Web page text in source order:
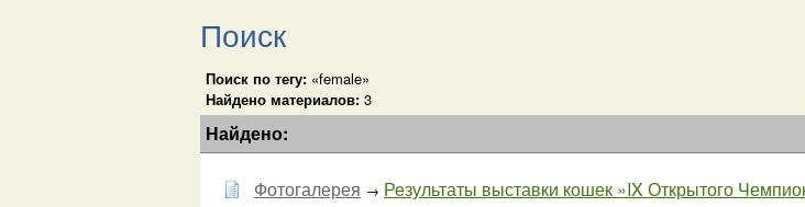
Поиск
Поиск по тегу: «female»
Найдено материалов: 3
Найдено:
Фотогалерея → Результаты выставки кошек »IX Открытого